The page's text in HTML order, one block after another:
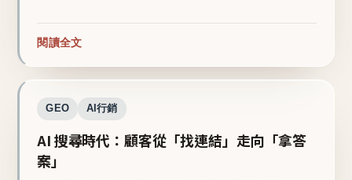
閱讀全文
GEO AI行銷
AI 搜尋時代：顧客從「找連結」走向「拿答
案」